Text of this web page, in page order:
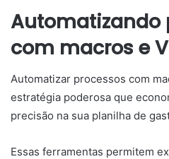
Automatizando
com macros e
Automatizar processos com
estratégia poderosa que
precisão na sua planilha de
Essas ferramentas permitem